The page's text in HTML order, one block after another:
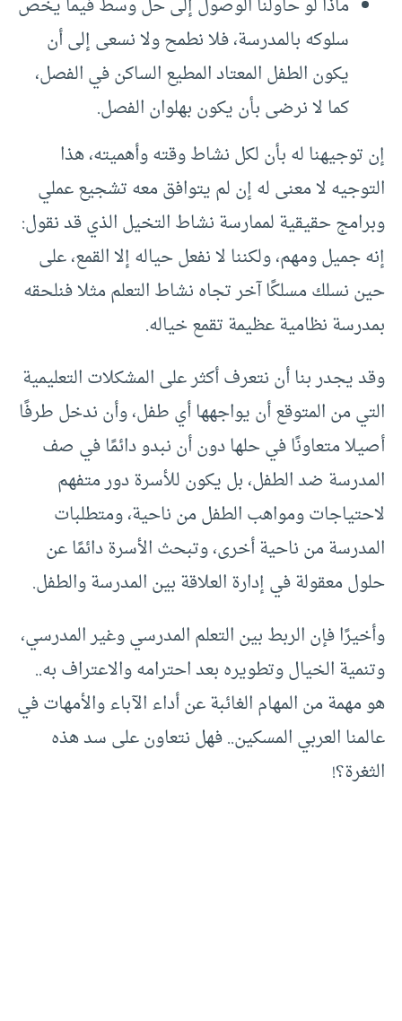
سلوكه بالمدرسة، فلا نطمح ولا نسعى إلى أن
يكون الطفل المعتاد المطيع الساكن في الفصل،
كما لا نرضى بأن يكون بهلوان الفصل.
إن توجيهنا له بأن لكل نشاط وقته وأهميته، هذا
التوجيه لا معنى له إن لم يتوافق معه تشجيع عملي
وبرامج حقيقية لممارسة نشاط التخيل الذي قد نقول:
إنه جميل ومهم، ولكننا لا نفعل حياله إلا القمع، على
حين نسلك مسلكًا آخر تجاه نشاط التعلم مثلا فنلحقه
بمدرسة نظامية عظيمة تقمع خياله.
وقد يجدر بنا أن نتعرف أكثر على المشكلات التعليمية
التي من المتوقع أن يواجهها أي طفل، وأن ندخل طرفًا
أصيلا متعاونًا في حلها دون أن نبدو دائمًا في صف
المدرسة ضد الطفل، بل يكون للأسرة دور متفهم
لاحتياجات ومواهب الطفل من ناحية، ومتطلبات
المدرسة من ناحية أخرى، وتبحث الأسرة دائمًا عن
حلول معقولة في إدارة العلاقة بين المدرسة والطفل.
وأخيرًا فإن الربط بين التعلم المدرسي وغير المدرسي،
وتنمية الخيال وتطويره بعد احترامه والاعتراف به..
هو مهمة من المهام الغائبة عن أداء الآباء والأمهات في
عالمنا العربي المسكين.. فهل نتعاون على سد هذه
الثغرة؟!